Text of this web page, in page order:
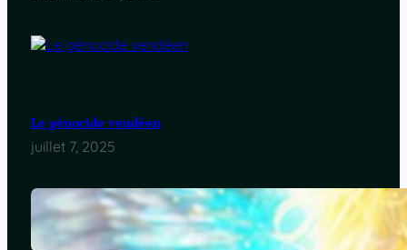
Le génocide vendéen
juillet 7, 2025